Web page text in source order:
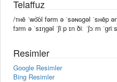
Telaffuz
/ᴛʜē ˈwo͝ol fərm ə ˈsəɴɢgəl ˈsʜēp
fɜrm ə ˈsɪŋɡəl ˈʃiːp ɪn ðiː ˈʃɔːrn
Resimler
Google Resimler
Bing Resimler